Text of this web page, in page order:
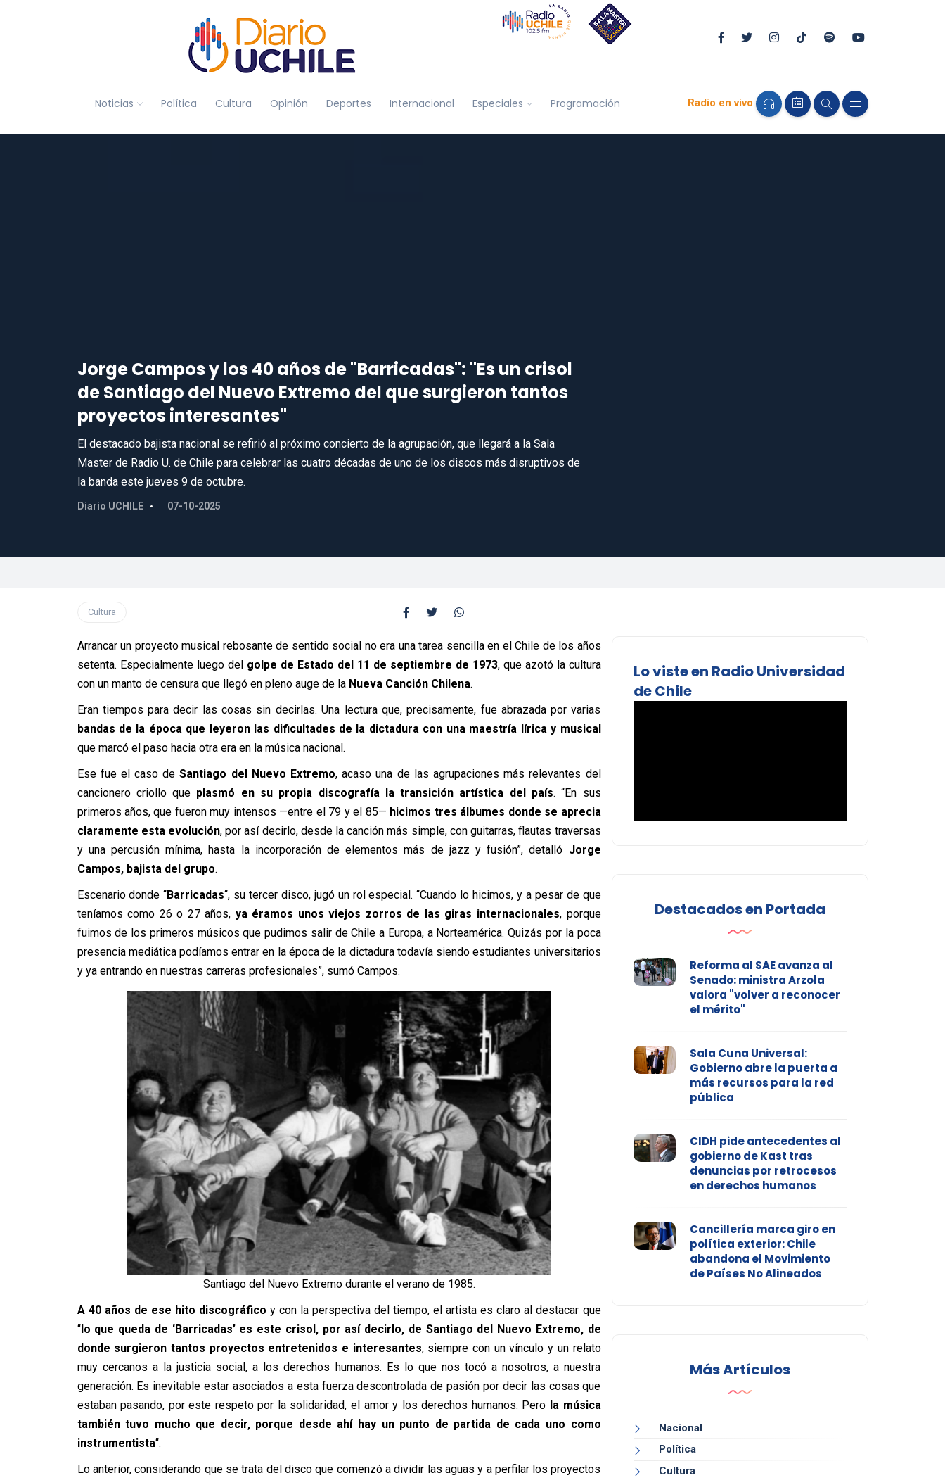
Noticias Política Cultura Opinión Deportes Internacional Especiales Programación Radio en vivo
Jorge Campos y los 40 años de "Barricadas": "Es un crisol
de Santiago del Nuevo Extremo del que surgieron tantos
proyectos interesantes"
El destacado bajista nacional se refirió al próximo concierto de la agrupación, que llegará a la Sala
Master de Radio U. de Chile para celebrar las cuatro décadas de uno de los discos más disruptivos de
la banda este jueves 9 de octubre.
Diario UCHILE 07-10-2025
Cultura
Arrancar un proyecto musical rebosante de sentido social no era una tarea sencilla en el Chile de los años
setenta. Especialmente luego del golpe de Estado del 11 de septiembre de 1973, que azotó la cultura
con un manto de censura que llegó en pleno auge de la Nueva Canción Chilena.
Eran tiempos para decir las cosas sin decirlas. Una lectura que, precisamente, fue abrazada por varias
bandas de la época que leyeron las dificultades de la dictadura con una maestría lírica y musical
que marcó el paso hacia otra era en la música nacional.
Ese fue el caso deSantiago del Nuevo Extremo, acaso una de las agrupaciones más relevantes del
cancionero criollo que plasmó en su propia discografía la transición artística del país. “En sus
primeros años, que fueron muy intensos —entre el 79 y el 85— hicimos tres álbumes donde se aprecia
claramente esta evolución, por así decirlo, desde la canción más simple, con guitarras, flautas traversas
y una percusión mínima, hasta la incorporación de elementos más de jazz y fusión”, detalló Jorge
Campos, bajista del grupo.
Escenario donde “Barricadas“, su tercer disco, jugó un rol especial. “Cuando lo hicimos, y a pesar de que
teníamos como 26 o 27 años, ya éramos unos viejos zorros de las giras internacionales, porque
fuimos de los primeros músicos que pudimos salir de Chile a Europa, a Norteamérica. Quizás por la poca
presencia mediática podíamos entrar en la época de la dictadura todavía siendo estudiantes universitarios
y ya entrando en nuestras carreras profesionales”, sumó Campos.
Santiago del Nuevo Extremo durante el verano de 1985.
A 40 años de ese hito discográfico y con la perspectiva del tiempo, el artista es claro al destacar que
“lo que queda de ‘Barricadas’ es este crisol, por así decirlo, de Santiago del Nuevo Extremo, de
donde surgieron tantos proyectos entretenidos e interesantes, siempre con un vínculo y un relato
muy cercanos a la justicia social, a los derechos humanos. Es lo que nos tocó a nosotros, a nuestra
generación. Es inevitable estar asociados a esta fuerza descontrolada de pasión por decir las cosas que
estaban pasando, por este respeto por la solidaridad, el amor y los derechos humanos. Pero la música
también tuvo mucho que decir, porque desde ahí hay un punto de partida de cada uno como
instrumentista“.
Lo anterior, considerando que se trata del disco que comenzó a dividir las aguas y a perfilar los proyectos
Lo viste en Radio Universidad
de Chile
Destacados en Portada
Reforma al SAE avanza al
Senado: ministra Arzola
valora "volver a reconocer
el mérito"
Sala Cuna Universal:
Gobierno abre la puerta a
más recursos para la red
pública
CIDH pide antecedentes al
gobierno de Kast tras
denuncias por retrocesos
en derechos humanos
Cancillería marca giro en
política exterior: Chile
abandona el Movimiento
de Países No Alineados
Más Artículos
Nacional
Política
Cultura